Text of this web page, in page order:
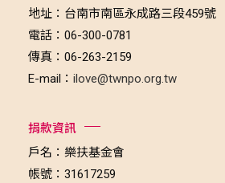
地址：台南市南區永成路三段459號
電話：06-300-0781
傳真：06-263-2159
E-mail： ilove@twnpo.org.tw
捐款資訊
戶名：樂扶基金會
帳號：31617259